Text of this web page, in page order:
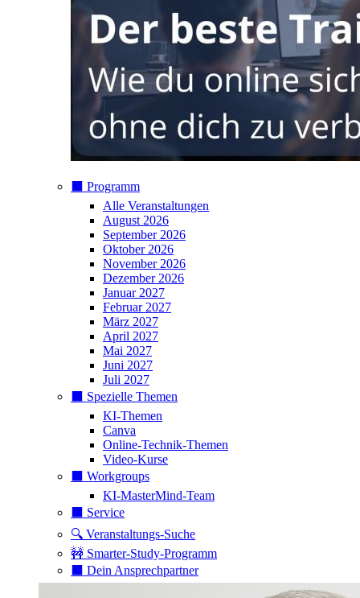
⬛️ Programm
Alle Veranstaltungen
August 2026
September 2026
Oktober 2026
November 2026
Dezember 2026
Januar 2027
Februar 2027
März 2027
April 2027
Mai 2027
Juni 2027
Juli 2027
⬛️ Spezielle Themen
KI-Themen
Canva
Online-Technik-Themen
Video-Kurse
⬛️ Workgroups
KI-MasterMind-Team
⬛️ Service
🔍 Veranstaltungs-Suche
🚧 Smarter-Study-Programm
⬛️ Dein Ansprechpartner